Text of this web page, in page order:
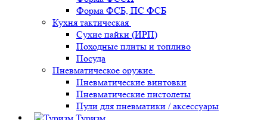
Форма ФСБ, ПС ФСБ
Кухня тактическая
Сухие пайки (ИРП)
Походные плиты и топливо
Посуда
Пневматическое оружие
Пневматические винтовки
Пневматические пистолеты
Пули для пневматики / аксессуары